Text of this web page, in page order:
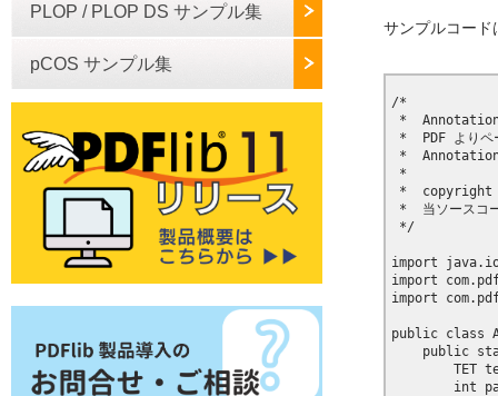
PLOP / PLOP DS サンプル集
pCOS サンプル集
サンプルコード
/*
*
*  PDF よりペ
*  Annotation
*
*  copyright
*  当ソースコ
*/
import
import
import
public class
public
TET
int